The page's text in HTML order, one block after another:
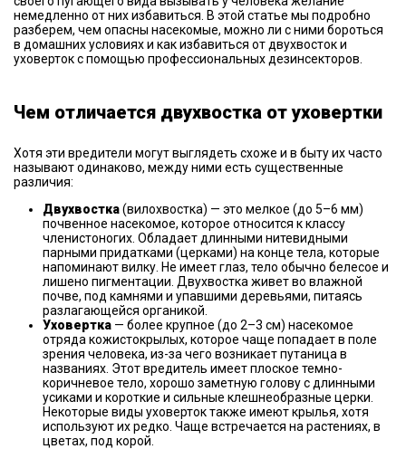
немедленно от них избавиться. В этой статье мы подробно
разберем, чем опасны насекомые, можно ли с ними бороться
в домашних условиях и как избавиться от двухвосток и
уховерток с помощью профессиональных дезинсекторов.
Чем отличается двухвостка от уховертки
Хотя эти вредители могут выглядеть схоже и в быту их часто
называют одинаково, между ними есть существенные
различия:
Двухвостка(вилохвостка) — это мелкое (до 5–6 мм)
почвенное насекомое, которое относится к классу
членистоногих. Обладает длинными нитевидными
парными придатками (церками) на конце тела, которые
напоминают вилку. Не имеет глаз, тело обычно белесое и
лишено пигментации. Двухвостка живет во влажной
почве, под камнями и упавшими деревьями, питаясь
разлагающейся органикой.
Уховертка — более крупное (до 2–3 см) насекомое
отряда кожистокрылых, которое чаще попадает в поле
зрения человека, из-за чего возникает путаница в
названиях. Этот вредитель имеет плоское темно-
коричневое тело, хорошо заметную голову с длинными
усиками и короткие и сильные клешнеобразные церки.
Некоторые виды уховерток также имеют крылья, хотя
используют их редко. Чаще встречается на растениях, в
цветах, под корой.